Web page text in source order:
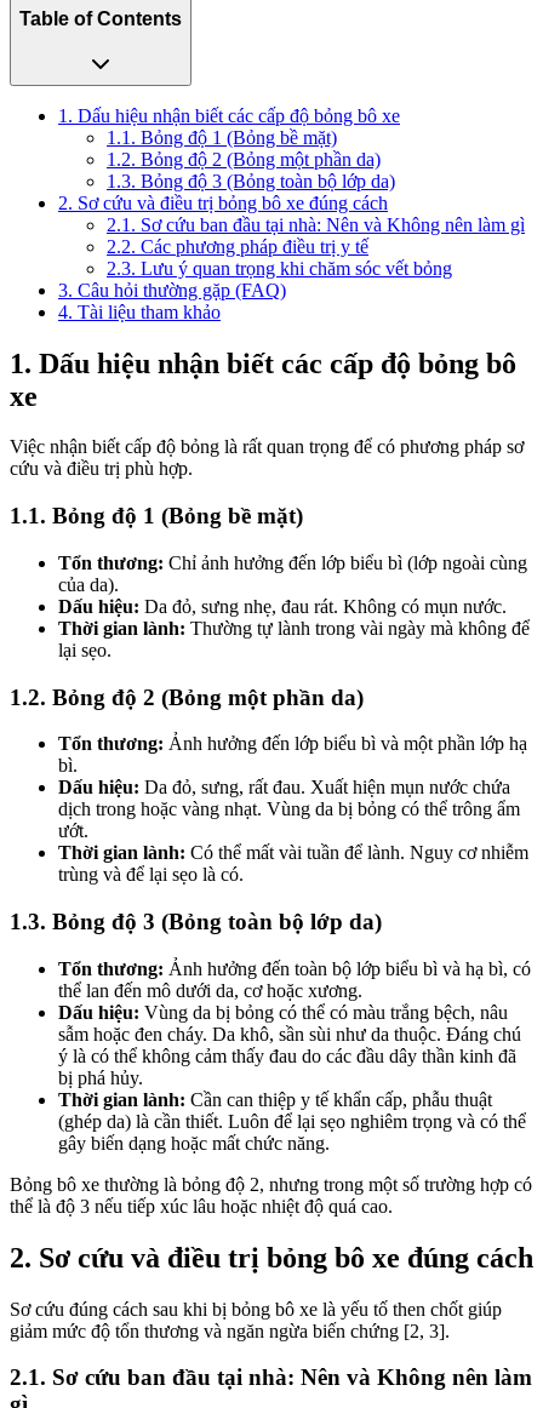
Table of Contents
1. Dấu hiệu nhận biết các cấp độ bỏng bô xe
1.1. Bỏng độ 1 (Bỏng bề mặt)
1.2. Bỏng độ 2 (Bỏng một phần da)
1.3. Bỏng độ 3 (Bỏng toàn bộ lớp da)
2. Sơ cứu và điều trị bỏng bô xe đúng cách
2.1. Sơ cứu ban đầu tại nhà: Nên và Không nên làm gì
2.2. Các phương pháp điều trị y tế
2.3. Lưu ý quan trọng khi chăm sóc vết bỏng
3. Câu hỏi thường gặp (FAQ)
4. Tài liệu tham khảo
1. Dấu hiệu nhận biết các cấp độ bỏng bô
xe
Việc nhận biết cấp độ bỏng là rất quan trọng để có phương pháp sơ
cứu và điều trị phù hợp.
1.1. Bỏng độ 1 (Bỏng bề mặt)
Tổn thương: Chỉ ảnh hưởng đến lớp biểu bì (lớp ngoài cùng
của da).
Dấu hiệu: Da đỏ, sưng nhẹ, đau rát. Không có mụn nước.
Thời gian lành: Thường tự lành trong vài ngày mà không để
lại sẹo.
1.2. Bỏng độ 2 (Bỏng một phần da)
Tổn thương: Ảnh hưởng đến lớp biểu bì và một phần lớp hạ
bì.
Dấu hiệu: Da đỏ, sưng, rất đau. Xuất hiện mụn nước chứa
dịch trong hoặc vàng nhạt. Vùng da bị bỏng có thể trông ẩm
ướt.
Thời gian lành: Có thể mất vài tuần để lành. Nguy cơ nhiễm
trùng và để lại sẹo là có.
1.3. Bỏng độ 3 (Bỏng toàn bộ lớp da)
Tổn thương: Ảnh hưởng đến toàn bộ lớp biểu bì và hạ bì, có
thể lan đến mô dưới da, cơ hoặc xương.
Dấu hiệu: Vùng da bị bỏng có thể có màu trắng bệch, nâu
sẫm hoặc đen cháy. Da khô, sần sùi như da thuộc. Đáng chú
ý là có thể không cảm thấy đau do các đầu dây thần kinh đã
bị phá hủy.
Thời gian lành: Cần can thiệp y tế khẩn cấp, phẫu thuật
(ghép da) là cần thiết. Luôn để lại sẹo nghiêm trọng và có thể
gây biến dạng hoặc mất chức năng.
Bỏng bô xe thường là bỏng độ 2, nhưng trong một số trường hợp có
thể là độ 3 nếu tiếp xúc lâu hoặc nhiệt độ quá cao.
2. Sơ cứu và điều trị bỏng bô xe đúng cách
Sơ cứu đúng cách sau khi bị bỏng bô xe là yếu tố then chốt giúp
giảm mức độ tổn thương và ngăn ngừa biến chứng [2, 3].
2.1. Sơ cứu ban đầu tại nhà: Nên và Không nên làm